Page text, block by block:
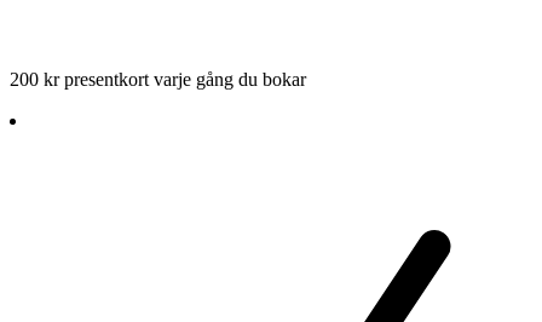
200 kr presentkort varje gång du bokar